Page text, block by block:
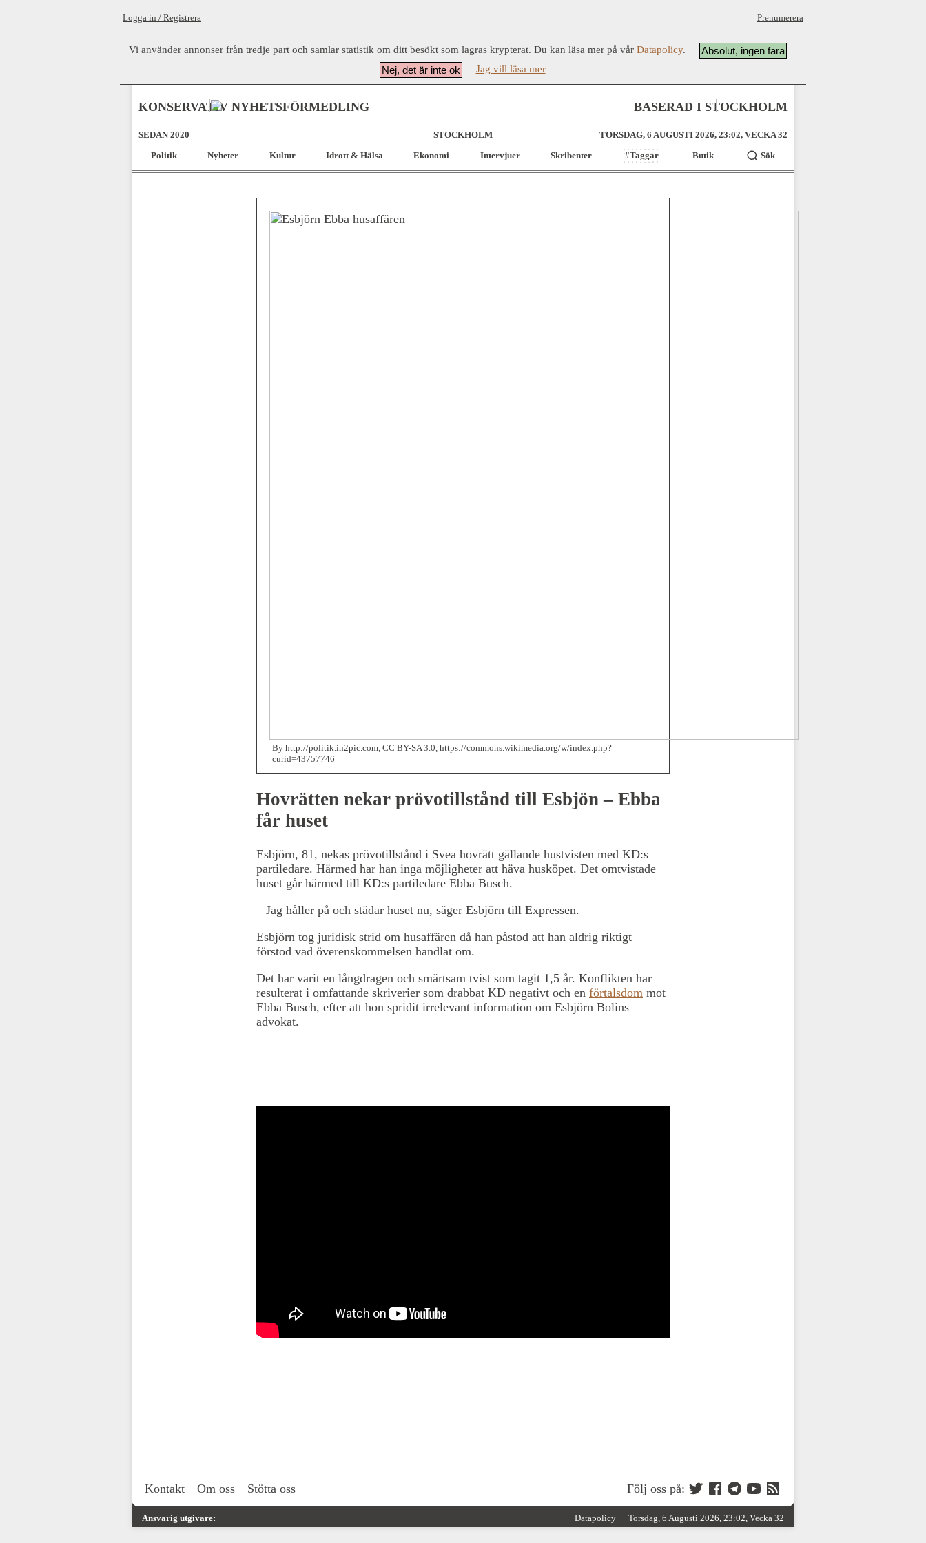
Logga in / Registrera Prenumerera
Vi använder annonser från tredje part och samlar statistik om ditt besökt som lagras krypterat. Du kan läsa mer på vår Datapolicy.
Absolut, ingen fara
Nej, det är inte ok
Jag vill läsa mer
KONSERVATIV NYHETSFÖRMEDLING BASERAD I STOCKHOLM
SEDAN 2020 STOCKHOLM
TORSDAG, 6 AUGUSTI 2026, 23:02, VECKA 32
Politik
Nyheter Kultur Idrott & Hälsa Ekonomi Intervjuer Skribenter #Taggar Butik Sök
By http://politik.in2pic.com, CC BY-SA 3.0, https://commons.wikimedia.org/w/index.php?
curid=43757746
Hovrätten nekar prövotillstånd till Esbjön – Ebba
får huset
Esbjörn, 81, nekas prövotillstånd i Svea hovrätt gällande hustvisten med KD:s
partiledare. Härmed har han inga möjligheter att häva husköpet. Det omtvistade
huset går härmed till KD:s partiledare Ebba Busch.
– Jag håller på och städar huset nu, säger Esbjörn till Expressen.
Esbjörn tog juridisk strid om husaffären då han påstod att han aldrig riktigt
förstod vad överenskommelsen handlat om.
Det har varit en långdragen och smärtsam tvist som tagit 1,5 år. Konflikten har
resulterat i omfattande skriverier som drabbat KD negativt och en förtalsdom mot
Ebba Busch, efter att hon spridit irrelevant information om Esbjörn Bolins
advokat.
Kontakt Om oss Stötta oss Följ oss på:
Ansvarig utgivare: Datapolicy Torsdag, 6 Augusti 2026, 23:02, Vecka 32